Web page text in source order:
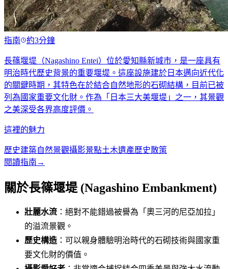
指南 約3分鐘
長篠堰堤（Nagashino Entei）位於愛知縣新城市，是一座具有
明治時代歷史背景的重要堰堤。這座設施建於日本邁向近代化
的關鍵時期，其特色在於結合自然地形的石砌結構，目前已被
列為國家重要文化財。作為「日本三大美堰堤」之一，其景觀
之美深受各界高度評價。
這裡的魅力
歷史建築自然景觀攝影景點土木遺產歷史散策
閱讀指南 →
關於長篠堰堤 (Nagashino Embankment)
壯麗水流 ：絕對不能錯過被譽為「奧三河的尼亞加拉」
的溢流景觀。
歷史構造 ：可以親身體驗明治時代的石砌技術與國家重
要文化財的價值。